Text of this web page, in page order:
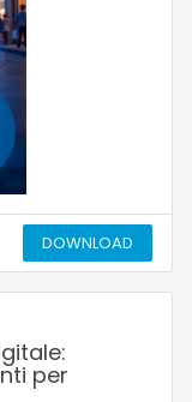
DOWNLOAD
per